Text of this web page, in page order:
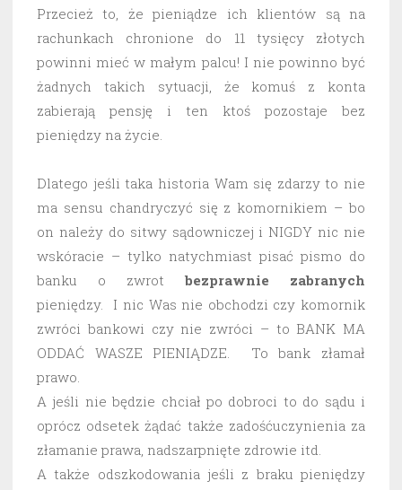
Przecież to, że pieniądze ich klientów są na
rachunkach chronione do 11 tysięcy złotych
powinni mieć w małym palcu! I nie powinno być
żadnych takich sytuacji, że komuś z konta
zabierają pensję i ten ktoś pozostaje bez
pieniędzy na życie.
Dlatego jeśli taka historia Wam się zdarzy to nie
ma sensu chandryczyć się z komornikiem – bo
on należy do sitwy sądowniczej i NIGDY nic nie
wskóracie – tylko natychmiast pisać pismo do
banku o zwrot bezprawnie
zabranych
pieniędzy. I nic Was nie obchodzi czy komornik
zwróci bankowi czy nie zwróci – to BANK MA
ODDAĆ WASZE PIENIĄDZE. To bank złamał
prawo.
A jeśli nie będzie chciał po dobroci to do sądu i
oprócz odsetek żądać także zadośćuczynienia za
złamanie prawa, nadszarpnięte zdrowie itd.
A także odszkodowania jeśli z braku pieniędzy